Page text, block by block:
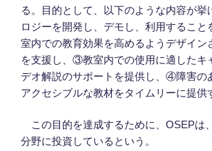
る。目的として、以下のような内容が
ロジーを開発し、デモし、利用するこ
室内での教育効果を高めるようデザイン
を支援し、③教室内での使用に適したキ
デオ解説のサポートを提供し、④障害の
アクセシブルな教材をタイムリーに提供
この目的を達成するために、OSEPは
分野に投資しているという。